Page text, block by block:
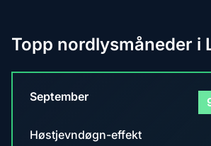
Topp nordlysmåneder i
September
Høstjevndøgn-effekt